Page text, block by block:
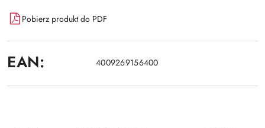
Pobierz produkt do PDF
EAN: 4009269156400